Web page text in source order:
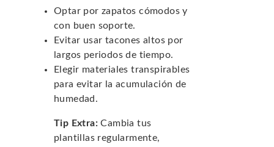
Optar por zapatos cómodos y
con buen soporte.
Evitar usar tacones altos por
largos periodos de tiempo.
Elegir materiales transpirables
para evitar la acumulación de
humedad.
Tip Extra: Cambia tus
plantillas regularmente,